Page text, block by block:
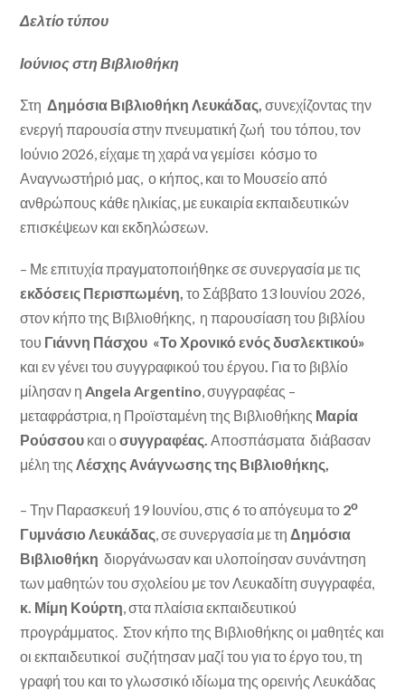
Δελτίο τύπου
Ιούνιος στη Βιβλιοθήκη
Στη Δημόσια Βιβλιοθήκη Λευκάδας, συνεχίζοντας την
ενεργή παρουσία στην πνευματική ζωή του τόπου, τον
Ιούνιο 2026, είχαμε τη χαρά να γεμίσει κόσμο το
Αναγνωστήριό μας, ο κήπος, και το Μουσείο από
ανθρώπους κάθε ηλικίας, με ευκαιρία εκπαιδευτικών
επισκέψεων και εκδηλώσεων.
– Με επιτυχία πραγματοποιήθηκε σε συνεργασία με τις
εκδόσεις Περισπωμένη,το Σάββατο 13 Ιουνίου 2026,
στον κήπο της Βιβλιοθήκης, η παρουσίαση του βιβλίου
του Γιάννη Πάσχου «Το Χρονικό ενός δυσλεκτικού»
και εν γένει του συγγραφικού του έργου. Για το βιβλίο
μίλησαν ηAngela Argentino, συγγραφέας –
μεταφράστρια, η Προϊσταμένη της Βιβλιοθήκης Μαρία
Ρούσσου και οσυγγραφέας.Αποσπάσματα διάβασαν
μέλη τηςΛέσχης Ανάγνωσης της Βιβλιοθήκης,
– Την Παρασκευή 19 Ιουνίου, στις 6 το απόγευμα το 2ο
Γυμνάσιο Λευκάδας, σε συνεργασία με τηΔημόσια
Βιβλιοθήκη διοργάνωσαν και υλοποίησαν συνάντηση
των μαθητών του σχολείου με τον Λευκαδίτη συγγραφέα,
κ. Μίμη Κούρτη, στα πλαίσια εκπαιδευτικού
προγράμματος. Στον κήπο της Βιβλιοθήκης οι μαθητές και
οι εκπαιδευτικοί συζήτησαν μαζί του για το έργο του, τη
γραφή του και το γλωσσικό ιδίωμα της ορεινής Λευκάδας